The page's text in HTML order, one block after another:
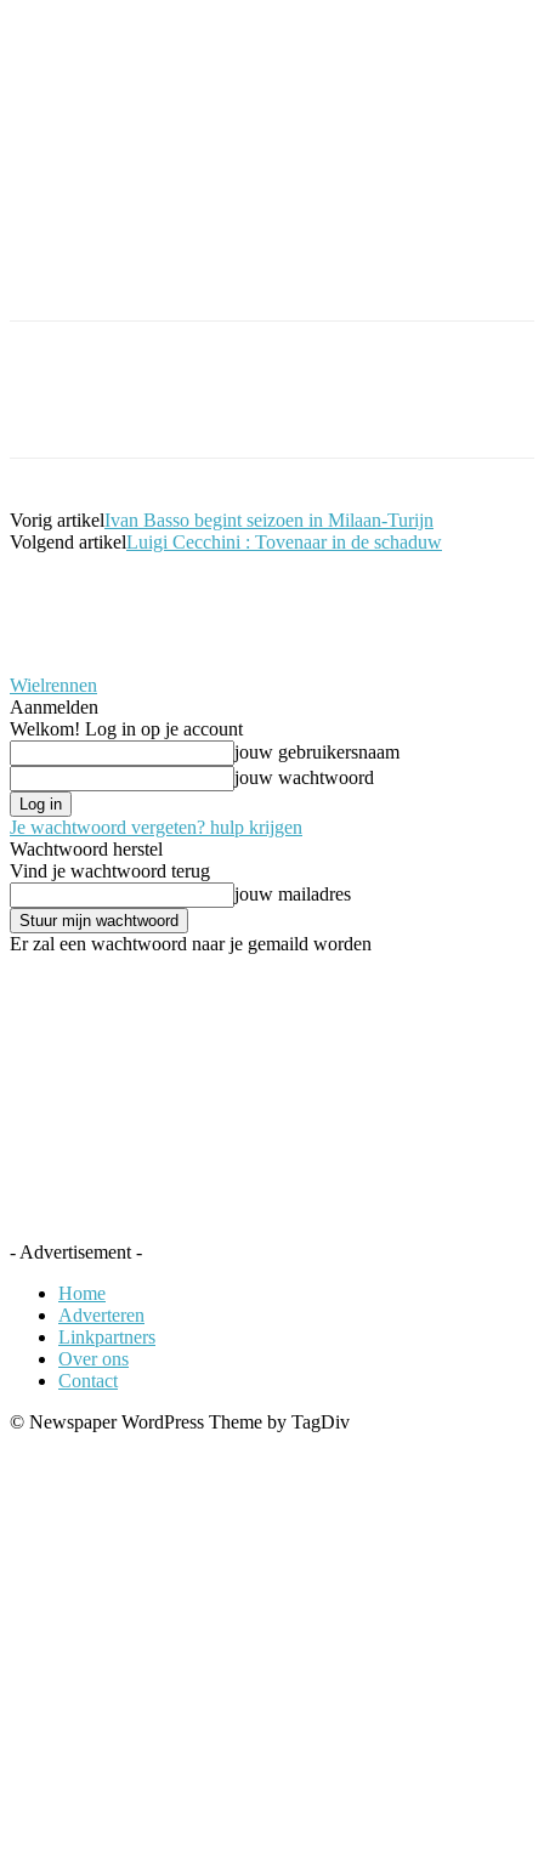
Vorig artikelIvan Basso begint seizoen in Milaan-Turijn
Volgend artikelLuigi Cecchini : Tovenaar in de schaduw
Wielrennen
Aanmelden
Welkom! Log in op je account
jouw gebruikersnaam
jouw wachtwoord
Je wachtwoord vergeten? hulp krijgen
Wachtwoord herstel
Vind je wachtwoord terug
jouw mailadres
Er zal een wachtwoord naar je gemaild worden
- Advertisement -
Home
Adverteren
Linkpartners
Over ons
Contact
© Newspaper WordPress Theme by TagDiv